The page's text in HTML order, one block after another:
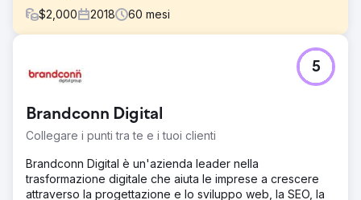
$2,000 2018 60 mesi
Si sono rivolti a Black Marlin Technologies per espandere
la propria attività e aumentare la propria base di clienti.
bene nei motori di ricerca. Ciò ha comportato una battuta
d’arresto significativa perché l’azienda si concentra
principalmente sui servizi online.
Soluzione
Abbiamo scoperto che il design del sito web non era
Brandconn Digital
Collegare i punti tra te e i tuoi clienti
5
Brandconn Digital è un'azienda leader nella
trasformazione digitale che aiuta le imprese a crescere
attraverso la progettazione e lo sviluppo web, la SEO, la